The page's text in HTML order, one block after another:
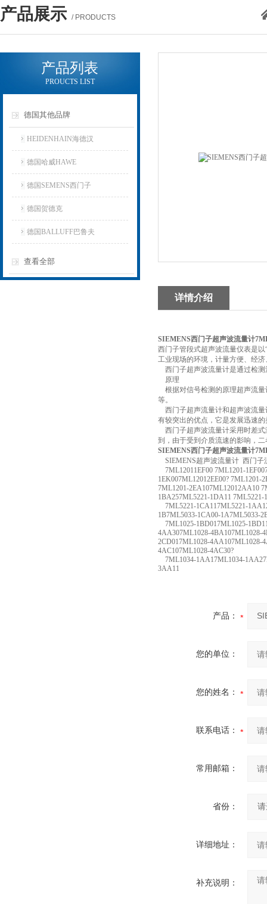
产品展示 / PRODUCTS
产品列表
PROUCTS LIST
德国其他品牌
HEIDENHAIN海德汉
德国哈威HAWE
德国SEMENS西门子
德国贺德克
德国BALLUFF巴鲁夫
查看全部
详情介绍
SIEMENS西门子超声波流量计
西门子管段式超声波流量仪表是
工业现场的环境，计量方便、经
西门子超声波流量计是通过检测
原理
根据对信号检测的原理超声流量
等。
西门子超声流量计和超声波流量
有较突出的优点，它是发展迅速
西门子超声波流量计采用时差式
到，由于受到介质流速的影响，
SIEMENS西门子超声波流量计
SIEMENS超声波流量计 西门子
7ML12011EF00 7ML1201-
1EK007ML12012EE00? 7ML1201-
7ML1201-2EA107ML12012AA10
1BA257ML5221-1DA11
7ML5221-1CA117ML5221-
1B7ML5033-1CA00-1A7ML5033-
7ML1025-1BD017ML1025-
4AA307ML1028-4BA107ML1028-
2CD017ML1028-4AA107ML1028-
4AC107ML1028-4AC30?
7ML1034-1AA17ML1034-
3AA11
产品：
您的单位：
您的姓名：
联系电话：
常用邮箱：
省份：
详细地址：
补充说明：